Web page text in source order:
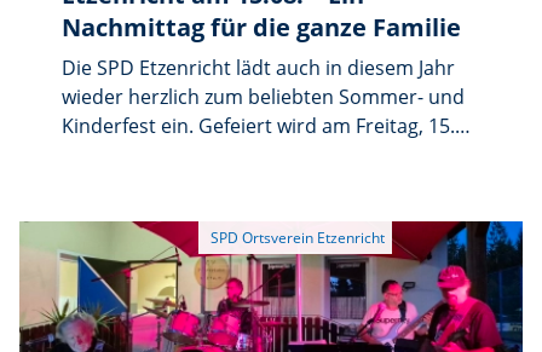
Nachmittag für die ganze Familie
Die SPD Etzenricht lädt auch in diesem Jahr
wieder herzlich zum beliebten Sommer- und
Kinderfest ein. Gefeiert wird am Freitag, 15.
SPD Ortsverein Etzenricht